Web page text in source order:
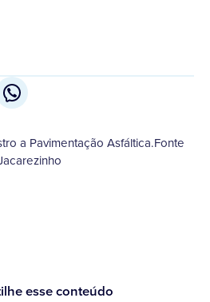
a Pavimentação Asfáltica.Fonte
esse conteúdo